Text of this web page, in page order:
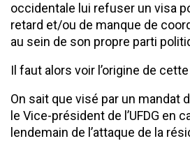
occidentale lui refuser un visa
retard et/ou de manque de
au sein de son propre parti
Il faut alors voir l’origine de
On sait que visé par un mandat
le Vice-président de l’UFDG en
lendemain de l’attaque de la